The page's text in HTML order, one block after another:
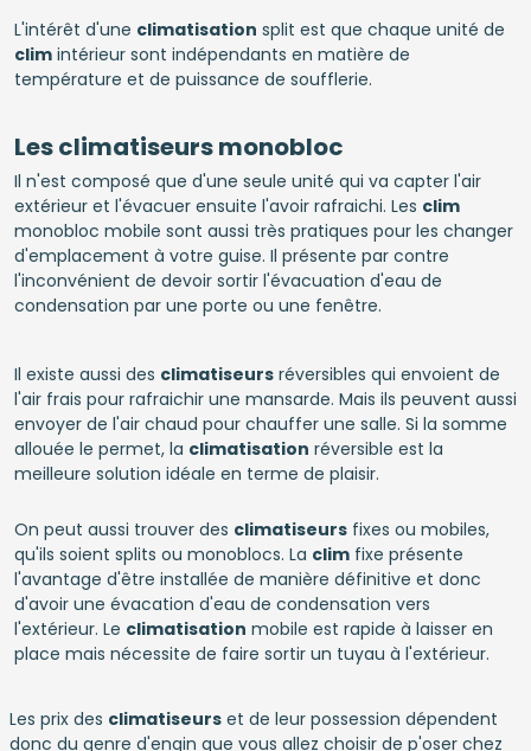
L'intérêt d'une climatisation split est que chaque unité de
climintérieur sont indépendants en matière de
température et de puissance de soufflerie.
Les climatiseurs monobloc
Il n'est composé que d'une seule unité qui va capter l'air
extérieur et l'évacuer ensuite l'avoir rafraichi. Les clim
monobloc mobile sont aussi très pratiques pour les changer
d'emplacement à votre guise. Il présente par contre
l'inconvénient de devoir sortir l'évacuation d'eau de
condensation par une porte ou une fenêtre.
Il existe aussi des climatiseursréversibles qui envoient de
l'air frais pour rafraichir une mansarde. Mais ils peuvent aussi
envoyer de l'air chaud pour chauffer une salle. Si la somme
allouée le permet, la climatisation réversible est la
meilleure solution idéale en terme de plaisir.
On peut aussi trouver des climatiseursfixes ou mobiles,
qu'ils soient splits ou monoblocs. La climfixe présente
l'avantage d'être installée de manière définitive et donc
d'avoir une évacation d'eau de condensation vers
l'extérieur. Le climatisation mobile est rapide à laisser en
place mais nécessite de faire sortir un tuyau à l'extérieur.
Les prix des climatiseurs et de leur possession dépendent
donc du genre d'engin que vous allez choisir de p'oser chez